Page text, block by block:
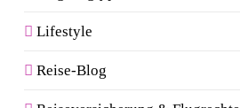
Lifestyle
Reise-Blog